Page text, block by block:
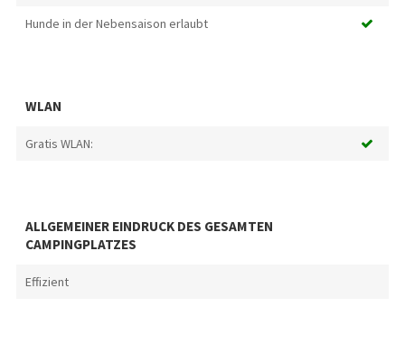
Hunde in der Nebensaison erlaubt
WLAN
Gratis WLAN:
ALLGEMEINER EINDRUCK DES GESAMTEN
CAMPINGPLATZES
Effizient